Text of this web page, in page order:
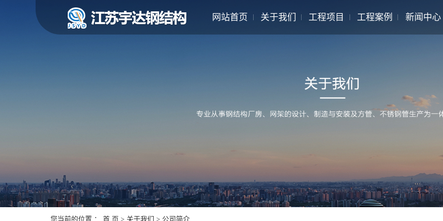
网站首页 关于我们 工程项目 工程案例 新闻中心
您当前的位置 ： 首 页 > 关于我们 > 公司简介